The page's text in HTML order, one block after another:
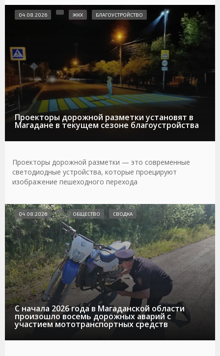
Проекторы дорожной разметки установят в
Магадане в текущем сезоне благоустройства
04.08.2026 ЖКХ БЛАГОУСТРОЙСТВО
Проекторы дорожной разметки — это современные
светодиодные устройства, которые проецируют
изображение пешеходного перехода
С начала 2026 года в Магаданской области
произошло восемь дорожных аварий с
участием мототранспортных средств
04.08.2026 ОБЩЕСТВО СВОДКА